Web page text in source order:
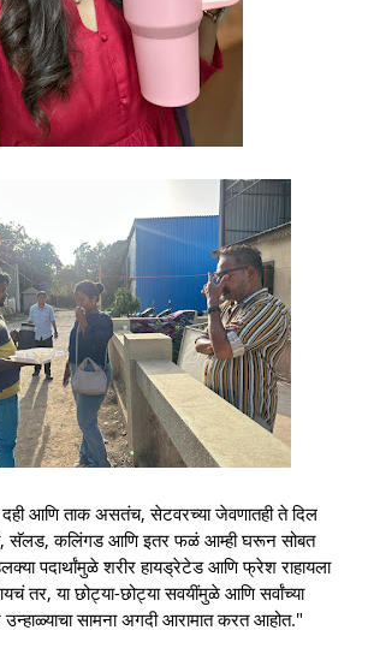
दही आणि ताक असतंच, सेटवरच्या जेवणातही ते दिल
सॅलड, कलिंगड आणि इतर फळं आम्ही घरून सोबत
पदार्थांमुळे शरीर हायड्रेटेड आणि फ्रेश राहायला
तर, या छोट्या-छोट्या सवयींमुळे आणि सर्वांच्या
सामना अगदी आरामात करत आहोत."